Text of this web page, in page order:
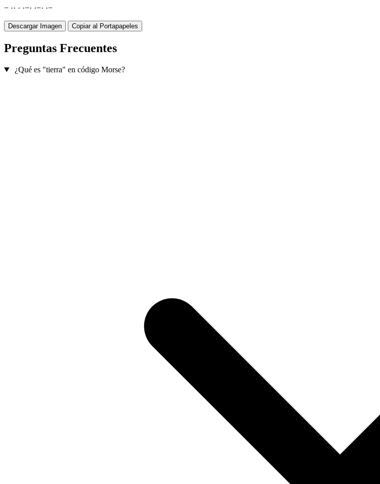
− ·· · ·−· ·−· ·−
Descargar Imagen Copiar al Portapapeles
Preguntas Frecuentes
¿Qué es "tierra" en código Morse?